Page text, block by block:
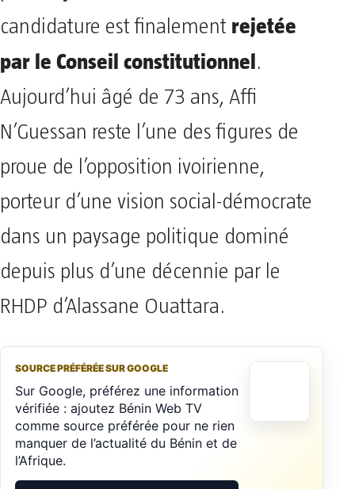
candidature est finalement rejetée
par le Conseil constitutionnel.
Aujourd’hui âgé de 73 ans, Affi
N’Guessan reste l’une des figures de
proue de l’opposition ivoirienne,
porteur d’une vision social-démocrate
dans un paysage politique dominé
depuis plus d’une décennie par le
RHDP d’Alassane Ouattara.
SOURCE PRÉFÉRÉE SUR GOOGLE
Sur Google, préférez une information
vérifiée : ajoutez Bénin Web TV
comme source préférée pour ne rien
manquer de l’actualité du Bénin et de
l’Afrique.